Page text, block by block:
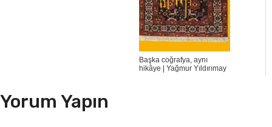
Başka coğrafya, aynı
hikâye | Yağmur Yıldırımay
Yorum Yapın